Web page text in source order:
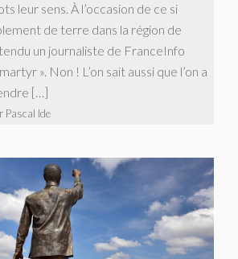
leur sens. À l’occasion de ce si
de terre dans la région de
un journaliste de FranceInfo
». Non ! L’on sait aussi que l’on a
[…]
Pascal Ide